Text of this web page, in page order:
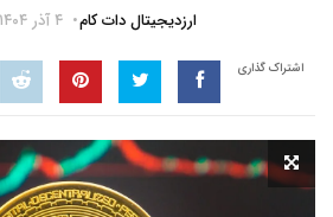
ارزدیجیتال دات کام ۴ آذر ۱۴۰۴
اشتراک گذاری